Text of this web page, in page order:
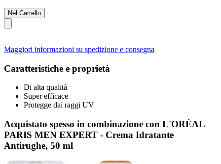
Nel Carrello
Maggiori informazioni su spedizione e consegna
Caratteristiche e proprietà
Di alta qualità
Super efficace
Protegge dai raggi UV
Acquistato spesso in combinazione con L'ORÉAL
PARIS MEN EXPERT - Crema Idratante
Antirughe, 50 ml